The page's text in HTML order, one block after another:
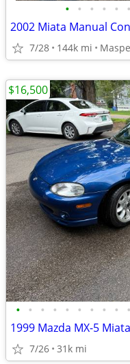
• • • • • •
2002 Miata Manual
7/28 144k mi
• • • • • • • • • •
7/26 31k mi
$16,500